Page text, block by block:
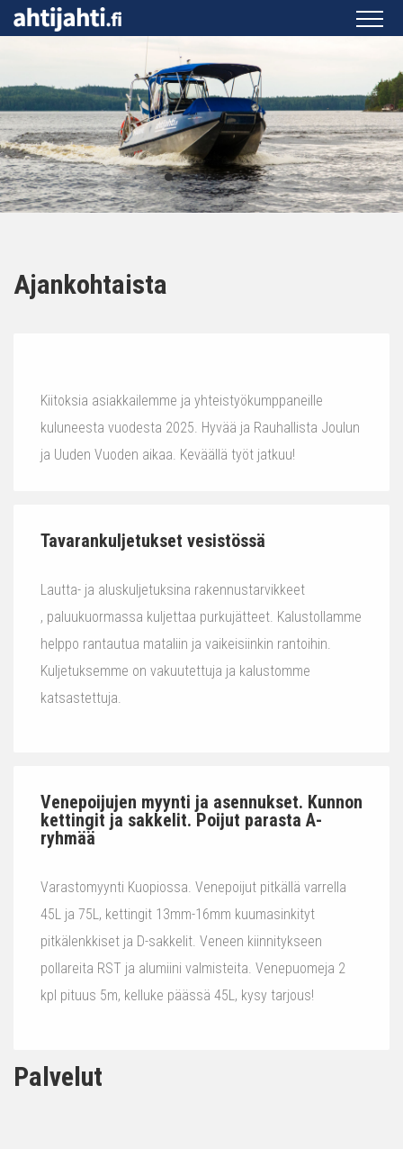
Ajankohtaista
Kiitoksia asiakkailemme ja yhteistyökumppaneille
kuluneesta vuodesta 2025. Hyvää ja Rauhallista Joulun
ja Uuden Vuoden aikaa. Keväällä työt jatkuu!
Tavarankuljetukset vesistössä
Lautta- ja aluskuljetuksina rakennustarvikkeet
, paluukuormassa kuljettaa purkujätteet. Kalustollamme
helppo rantautua mataliin ja vaikeisiinkin rantoihin.
Kuljetuksemme on vakuutettuja ja kalustomme
katsastettuja.
Venepoijujen myynti ja asennukset. Kunnon
kettingit ja sakkelit. Poijut parasta A-
ryhmää
Varastomyynti Kuopiossa. Venepoijut pitkällä varrella
45L ja 75L, kettingit 13mm-16mm kuumasinkityt
pitkälenkkiset ja D-sakkelit. Veneen kiinnitykseen
pollareita RST ja alumiini valmisteita. Venepuomeja 2
kpl pituus 5m, kelluke päässä 45L, kysy tarjous!
Palvelut